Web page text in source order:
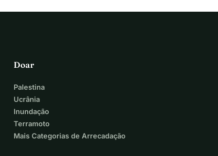
Doar
Palestina
Ucrânia
Inundação
Terramoto
Mais Categorias de Arrecadação